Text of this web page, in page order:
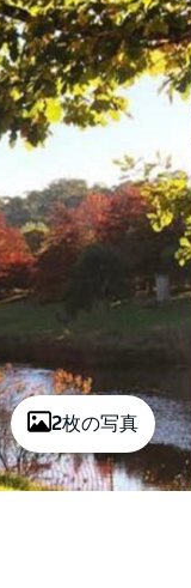
2枚の写真